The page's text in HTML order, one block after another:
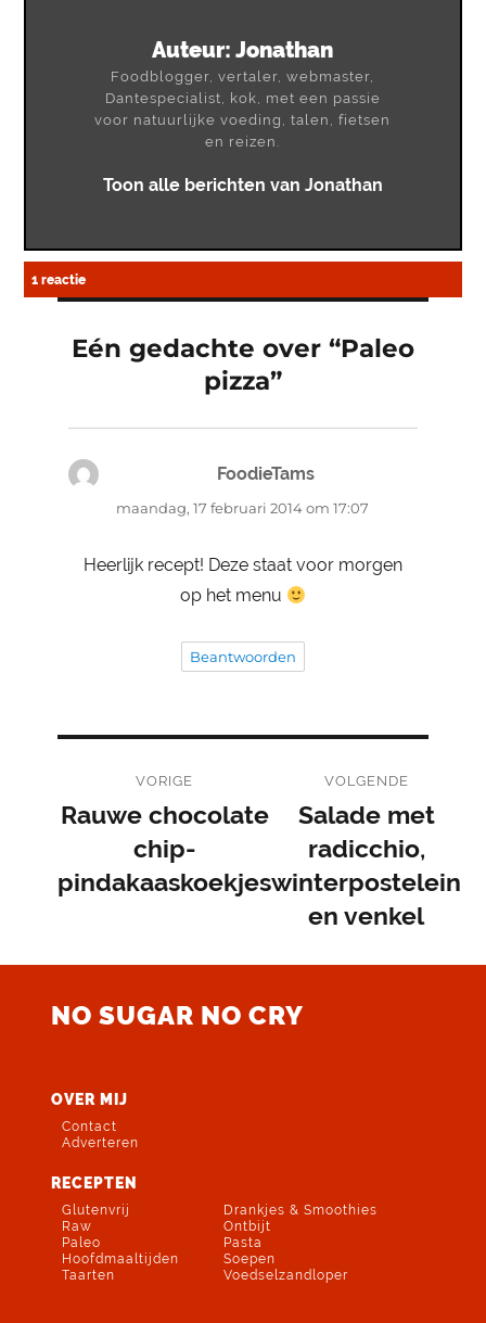
Auteur: Jonathan
Foodblogger, vertaler, webmaster,
Dantespecialist, kok, met een passie
voor natuurlijke voeding, talen, fietsen
en reizen.
Toon alle berichten van Jonathan
1 reactie
Eén gedachte over “Paleo
pizza”
FoodieTamsschreef:
maandag, 17 februari 2014 om 17:07
Heerlijk recept! Deze staat voor morgen
op het menu
Beantwoorden
navigatie
VORIGE
Vorig
Rauwe chocolate
chip-
pindakaaskoekjes
VOLGENDE
Volgend
bericht:
Salade met
radicchio,
winterpostelein
en venkel
NO SUGAR NO CRY
OVER MIJ
Contact
Adverteren
RECEPTEN
Glutenvrij
Raw
Paleo
Hoofdmaaltijden
Taarten
Drankjes & Smoothies
Ontbijt
Pasta
Soepen
Voedselzandloper